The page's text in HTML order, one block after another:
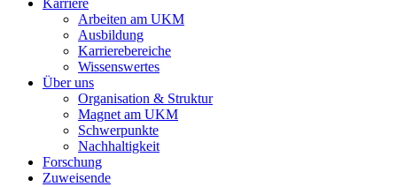
Karriere
Arbeiten am UKM
Ausbildung
Karrierebereiche
Wissenswertes
Über uns
Organisation & Struktur
Magnet am UKM
Schwerpunkte
Nachhaltigkeit
Forschung
Zuweisende